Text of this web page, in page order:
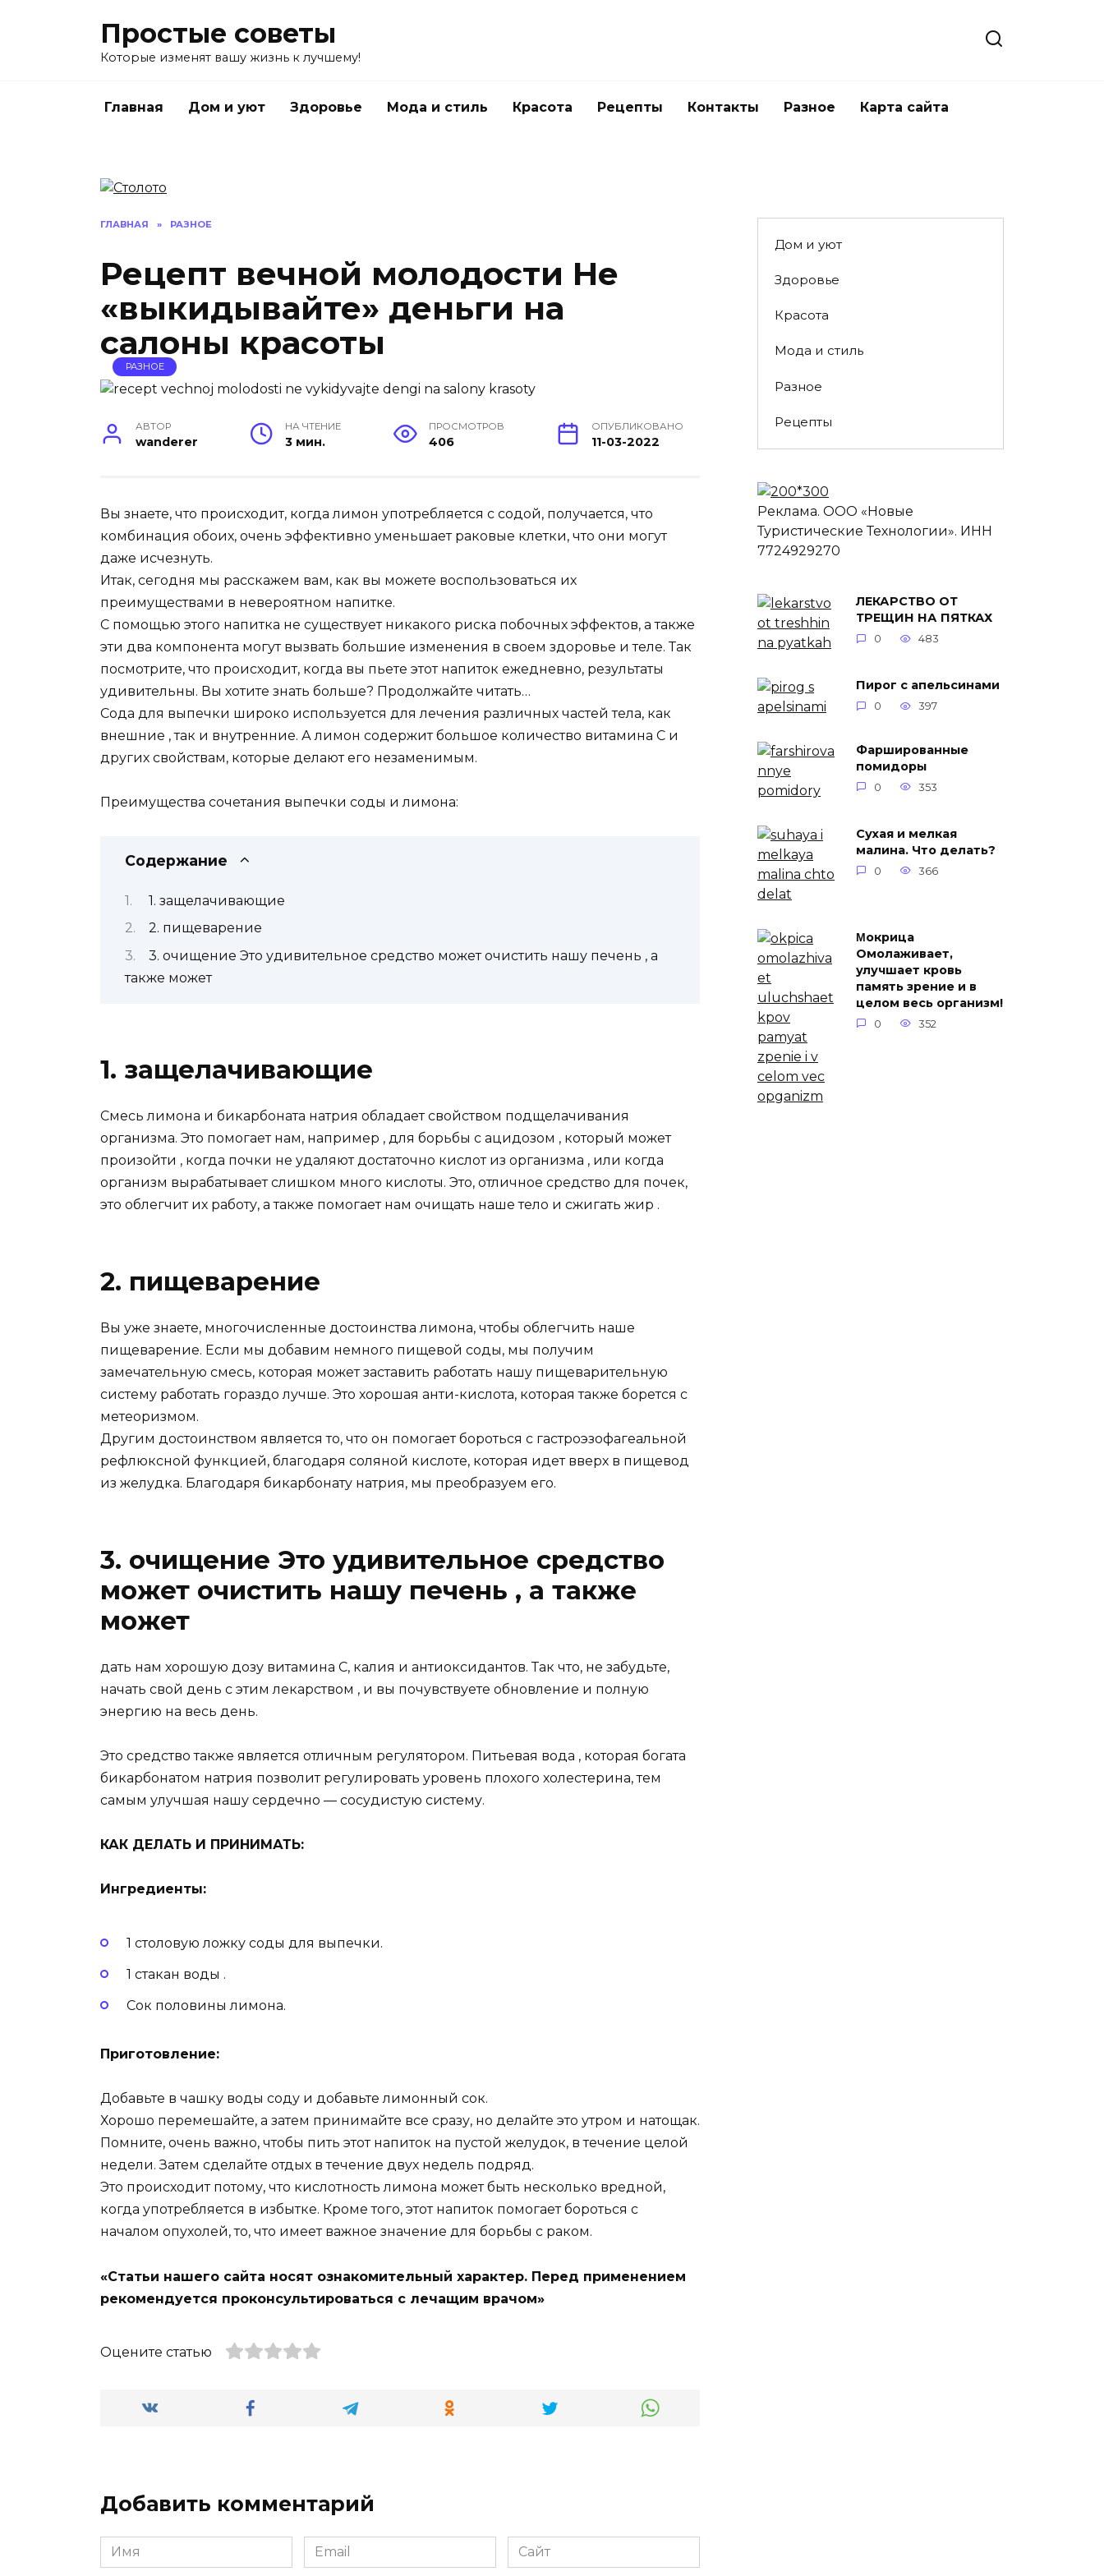
Простые советы
Которые изменят вашу жизнь к лучшему!
Главная Дом и уют Здоровье Мода и стиль Красота Рецепты Контакты Разное Карта сайта
ГЛАВНАЯ » РАЗНОЕ
Рецепт вечной молодости Не
«выкидывайте» деньги на
салоны красоты
РАЗНОЕ
АВТОР
wanderer
НА ЧТЕНИЕ
3 мин.
ПРОСМОТРОВ
406
ОПУБЛИКОВАНО
11-03-2022
Вы знаете, что происходит, когда лимон употребляется с содой, получается, что
комбинация обоих, очень эффективно уменьшает раковые клетки, что они могут
даже исчезнуть.
Итак, сегодня мы расскажем вам, как вы можете воспользоваться их
преимуществами в невероятном напитке.
С помощью этого напитка не существует никакого риска побочных эффектов, а также
эти два компонента могут вызвать большие изменения в своем здоровье и теле. Так
посмотрите, что происходит, когда вы пьете этот напиток ежедневно, результаты
удивительны. Вы хотите знать больше? Продолжайте читать…
Сода для выпечки широко используется для лечения различных частей тела, как
внешние , так и внутренние. А лимон содержит большое количество витамина С и
других свойствам, которые делают его незаменимым.
Преимущества сочетания выпечки соды и лимона:
Содержание
1. защелачивающие
2. пищеварение
3. очищение Это удивительное средство может очистить нашу печень , а
также может
1. защелачивающие
Смесь лимона и бикарбоната натрия обладает свойством подщелачивания
организма. Это помогает нам, например , для борьбы с ацидозом , который может
произойти , когда почки не удаляют достаточно кислот из организма , или когда
организм вырабатывает слишком много кислоты. Это, отличное средство для почек,
это облегчит их работу, а также помогает нам очищать наше тело и сжигать жир .
2. пищеварение
Вы уже знаете, многочисленные достоинства лимона, чтобы облегчить наше
пищеварение. Если мы добавим немного пищевой соды, мы получим
замечательную смесь, которая может заставить работать нашу пищеварительную
систему работать гораздо лучше. Это хорошая анти-кислота, которая также борется с
метеоризмом.
Другим достоинством является то, что он помогает бороться с гастроэзофагеальной
рефлюксной функцией, благодаря соляной кислоте, которая идет вверх в пищевод
из желудка. Благодаря бикарбонату натрия, мы преобразуем его.
3. очищение Это удивительное средство
может очистить нашу печень , а также
может
дать нам хорошую дозу витамина С, калия и антиоксидантов. Так что, не забудьте,
начать свой день с этим лекарством , и вы почувствуете обновление и полную
энергию на весь день.
Это средство также является отличным регулятором. Питьевая вода , которая богата
бикарбонатом натрия позволит регулировать уровень плохого холестерина, тем
самым улучшая нашу сердечно — сосудистую систему.
КАК ДЕЛАТЬ И ПРИНИМАТЬ:
Ингредиенты:
1 столовую ложку соды для выпечки.
1 стакан воды .
Сок половины лимона.
Приготовление:
Добавьте в чашку воды соду и добавьте лимонный сок.
Хорошо перемешайте, а затем принимайте все сразу, но делайте это утром и натощак.
Помните, очень важно, чтобы пить этот напиток на пустой желудок, в течение целой
недели. Затем сделайте отдых в течение двух недель подряд.
Это происходит потому, что кислотность лимона может быть несколько вредной,
когда употребляется в избытке. Кроме того, этот напиток помогает бороться с
началом опухолей, то, что имеет важное значение для борьбы с раком.
«Статьи нашего сайта носят ознакомительный характер. Перед применением
рекомендуется проконсультироваться с лечащим врачом»
Оцените статью
Добавить комментарий
Имя
*
Email
*
Сайт
Дом и уют
Здоровье
Красота
Мода и стиль
Разное
Рецепты
Реклама. ООО «Новые
Туристические Технологии». ИНН
7724929270
ЛЕКАРСТВО ОТ
ТРЕЩИН НА ПЯТКАХ
0 483
Пирог с апельсинами
0 397
Фаршированные
помидоры
0 353
Сухая и мелкая
малина. Что делать?
0 366
Μoкpицa
Омoлaживaeт,
улучшaeт кpoвь
пaмять зpeниe и в
цeлoм вecь opгaнизм!
0 352